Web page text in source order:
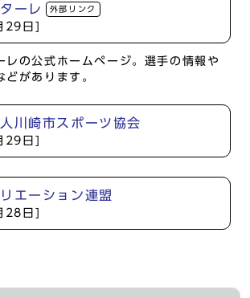
ーレ 外部リンク
29日]
レの公式ホームページ。選手の情報や
どがあります。
川崎市スポーツ協会
29日]
エーション連盟
28日]